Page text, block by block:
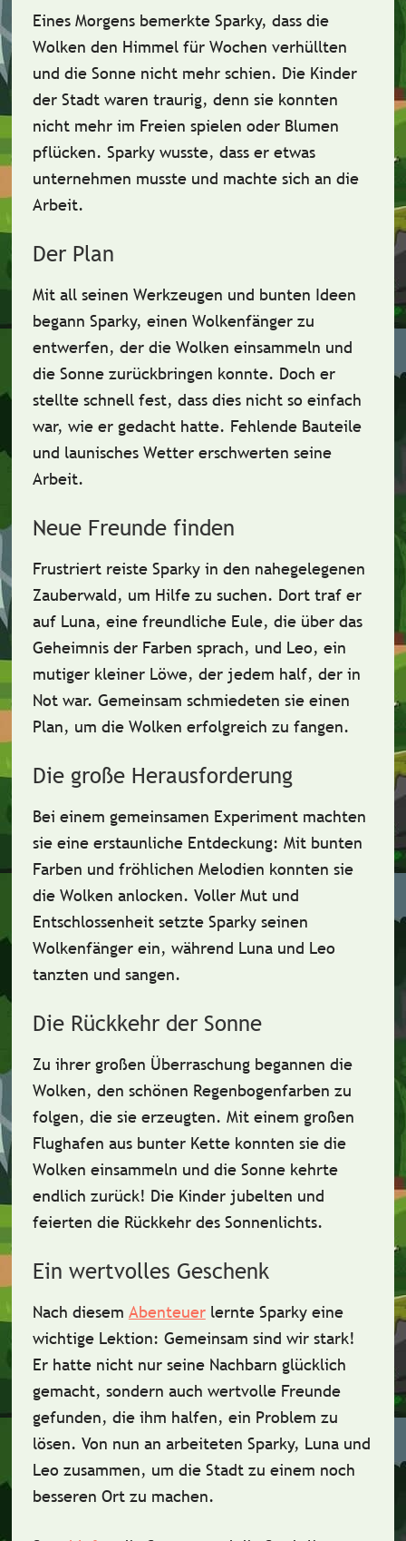
Eines Morgens bemerkte Sparky, dass die
Wolken den Himmel für Wochen verhüllten
und die Sonne nicht mehr schien. Die Kinder
der Stadt waren traurig, denn sie konnten
nicht mehr im Freien spielen oder Blumen
pflücken. Sparky wusste, dass er etwas
unternehmen musste und machte sich an die
Arbeit.
Der Plan
Mit all seinen Werkzeugen und bunten Ideen
begann Sparky, einen Wolkenfängerzu
entwerfen, der die Wolken einsammeln und
die Sonne zurückbringen konnte. Doch er
stellte schnell fest, dass dies nicht so einfach
war, wie er gedacht hatte. Fehlende Bauteile
und launisches Wettererschwerten seine
Arbeit.
Neue Freunde finden
Frustriert reiste Sparky in den nahegelegenen
Zauberwald, um Hilfe zu suchen. Dort traf er
auf Luna, eine freundliche Eule, die über das
Geheimnis der Farben sprach, und Leo, ein
mutiger kleiner Löwe, der jedem half, der in
Not war. Gemeinsam schmiedeten sie einen
Plan, um die Wolken erfolgreich zu fangen.
Die große Herausforderung
Bei einem gemeinsamen Experiment machten
sie eine erstaunliche Entdeckung: Mit bunten
Farben und fröhlichen Melodien konnten sie
die Wolken anlocken. Voller Mut und
Entschlossenheitsetzte Sparky seinen
Wolkenfänger ein, während Luna und Leo
tanzten und sangen.
Die Rückkehr der Sonne
Zu ihrer großen Überraschung begannen die
Wolken, den schönen Regenbogenfarben zu
folgen, die sie erzeugten. Mit einem großen
Flughafen aus bunter Kettekonnten sie die
Wolken einsammeln und die Sonne kehrte
endlich zurück! Die Kinder jubelten und
feierten die Rückkehr des Sonnenlichts.
Ein wertvolles Geschenk
Nach diesem Abenteuerlernte Sparky eine
wichtige Lektion: Gemeinsam sind wir stark!
Er hatte nicht nur seine Nachbarn glücklich
gemacht, sondern auch wertvolle Freunde
gefunden, die ihm halfen, ein Problem zu
lösen. Von nun an arbeiteten Sparky, Luna und
Leo zusammen, um die Stadt zu einem noch
besseren Ort zu machen.